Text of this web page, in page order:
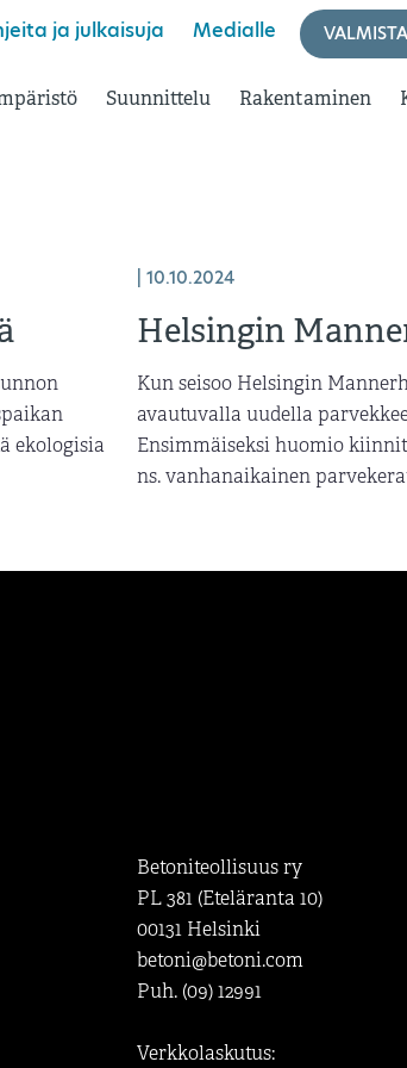
ja julkaisuja Medialle
Suunnittelu Rakentaminen
ekologisia
| 10.10.2024
Helsingin
Kun seisoo Helsingin
avautuvalla uudella
Ensimmäiseksi huomio
ns. vanhanaikainen
Betoniteollisuus ry
PL 381 (Eteläranta 10)
00131 Helsinki
betoni@betoni.com
Puh. (09) 12991
Verkkolaskutus: